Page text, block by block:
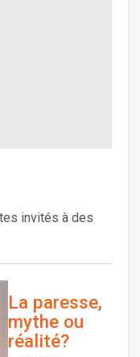
invités à des
La paresse,
mythe ou
réalité?